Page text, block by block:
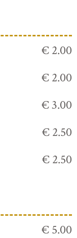
€ 2.00
€ 2.00
€ 3.00
€ 2.50
€ 2.50
€ 5.00